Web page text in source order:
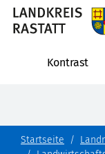
Kontrast
Startseite